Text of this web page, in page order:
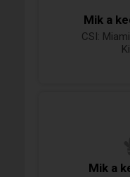
Mik a
CSI:
Mik a